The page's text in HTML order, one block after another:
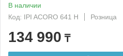
В наличии
Код: IPI ACORO 641 H
Розница
134 990 ₸